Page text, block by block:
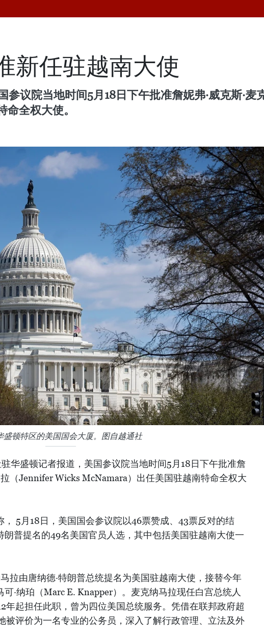
新任驻越南大使
参议院当地时间5月18日下午批准詹妮弗·威克斯·
全权大使。
盛顿特区的美国国会大厦。图自越通社
华盛顿记者报道，美国参议院当地时间5月18日下午批准詹
拉（Jennifer Wicks McNamara）出任美国驻越南特命全权大
， 5月18日，美国国会参议院以46票赞成、43票反对的结
朗普提名的49名美国官员人选，其中包括美国驻越南大使一
拉由唐纳德·特朗普总统提名为美国驻越南大使，接替今年
·纳珀（Marc E. Knapper）。麦克纳马拉现任白宫总统人
年起担任此职，曾为四位美国总统服务。凭借在联邦政府超
被评价为一名专业的公务员，深入了解行政管理、立法及外